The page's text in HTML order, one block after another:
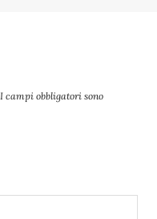
I campi obbligatori sono